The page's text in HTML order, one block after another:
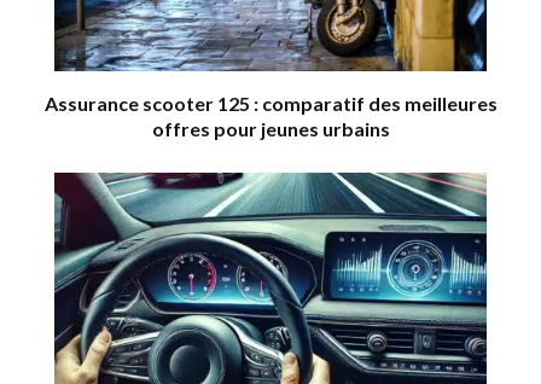
Assurance scooter 125 : comparatif des meilleures
offres pour jeunes urbains